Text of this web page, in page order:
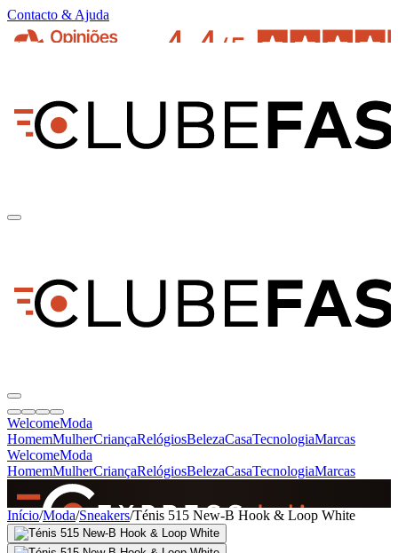
Contacto & Ajuda
WelcomeModa
HomemMulherCriançaRelógiosBelezaCasaTecnologiaMarcas
WelcomeModa
HomemMulherCriançaRelógiosBelezaCasaTecnologiaMarcas
SINCE 2005
Início/Moda/Sneakers/Ténis 515 New-B Hook & Loop White